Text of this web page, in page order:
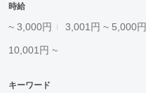
時給
~ 3,000円 3,001円 ~ 5,000円
10,001円 ~
キーワード